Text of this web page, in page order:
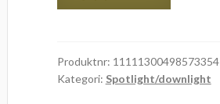
Produktnr: 11111300498573354
Kategori: Spotlight/downlight